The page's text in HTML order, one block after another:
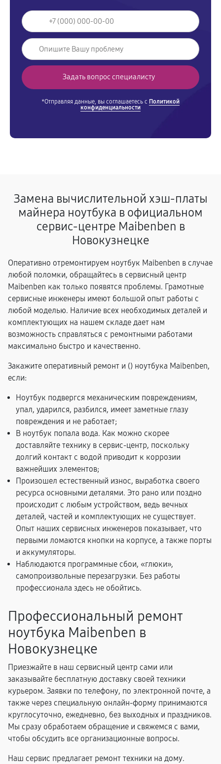
*Отправляя данные, вы соглашаетесь с Политикой
конфиденциальности
Замена вычислительной хэш-платы
майнера ноутбука в официальном
сервис-центре Maibenben в
Новокузнецке
Оперативно отремонтируем ноутбук Maibenben в случае
любой поломки, обращайтесь в сервисный центр
Maibenben как только появятся проблемы. Грамотные
сервисные инженеры имеют большой опыт работы с
любой моделью. Наличие всех необходимых деталей и
комплектующих на нашем складе дает нам
возможность справляться с ремонтными работами
максимально быстро и качественно.
Закажите оперативный ремонт и () ноутбука Maibenben,
если:
Ноутбук подвергся механическим повреждениям,
упал, ударился, разбился, имеет заметные глазу
повреждения и не работает;
В ноутбук попала вода. Как можно скорее
доставляйте технику в сервис-центр, поскольку
долгий контакт с водой приводит к коррозии
важнейших элементов;
Произошел естественный износ, выработка своего
ресурса основными деталями. Это рано или поздно
происходит с любым устройством, ведь вечных
деталей, частей и комплектующих не существует.
Опыт наших сервисных инженеров показывает, что
первыми ломаются кнопки на корпусе, а также порты
и аккумуляторы.
Наблюдаются программные сбои, «глюки»,
самопроизвольные перезагрузки. Без работы
профессионала здесь не обойтись.
Профессиональный ремонт
ноутбука Maibenben в
Новокузнецке
Приезжайте в наш сервисный центр сами или
заказывайте бесплатную доставку своей техники
курьером. Заявки по телефону, по электронной почте, а
также через специальную онлайн-форму принимаются
круглосуточно, ежедневно, без выходных и праздников.
Мы сразу обработаем обращение и свяжемся с вами,
чтобы обсудить все организационные вопросы.
Наш сервис предлагает ремонт техники на дому.